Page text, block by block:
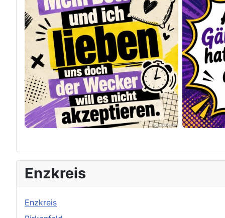
Original herunterladen
Enzkreis
Enzkreis